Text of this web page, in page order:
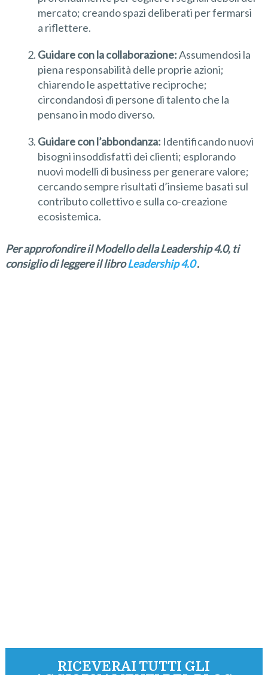
mercato; creando spazi deliberati per fermarsi
a riflettere.
Guidare con la collaborazione:Assumendosi la
piena responsabilità delle proprie azioni;
chiarendo le aspettative reciproche;
circondandosi di persone di talento che la
pensano in modo diverso.
Guidare con l’abbondanza: Identificando nuovi
bisogni insoddisfatti dei clienti; esplorando
nuovi modelli di business per generare valore;
cercando sempre risultati d’insieme basati sul
contributo collettivo e sulla co-creazione
ecosistemica.
Per approfondire il Modello della Leadership 4.0, ti
consiglio di leggere il libroLeadership 4.0.
RICEVERAI TUTTI GLI